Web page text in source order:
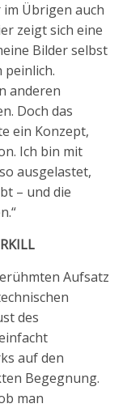
Übrigen auch
zeigt sich eine
Bilder selbst
peinlich.
anderen
Doch das
ein Konzept,
Ich bin mit
ausgelastet,
– und die
Aufsatz
des
auf den
Begegnung.
man